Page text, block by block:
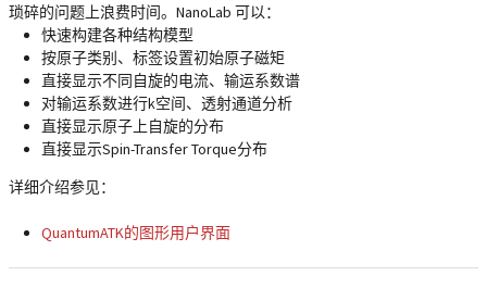
琐碎的问题上浪费时间。NanoLab 可以：
快速构建各种结构模型
按原子类别、标签设置初始原子磁矩
直接显示不同自旋的电流、输运系数谱
对输运系数进行k空间、透射通道分析
直接显示原子上自旋的分布
直接显示Spin-Transfer Torque分布
详细介绍参见：
QuantumATK的图形用户界面